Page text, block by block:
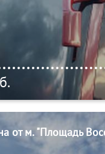
от м. "Площадь